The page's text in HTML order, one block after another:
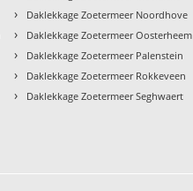
› Daklekkage Zoetermeer Noordhove
› Daklekkage Zoetermeer Oosterheem
› Daklekkage Zoetermeer Palenstein
› Daklekkage Zoetermeer Rokkeveen
› Daklekkage Zoetermeer Seghwaert